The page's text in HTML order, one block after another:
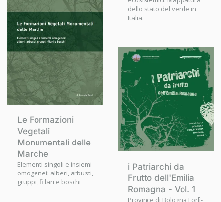
dello stato del verde in
Italia.
Le Formazioni
Vegetali
Monumentali delle
Marche
Elementi singoli e insiemi
omogenei: alberi, arbusti,
gruppi, fi lari e boschi
i Patriarchi da
Frutto dell'Emilia
Romagna - Vol. 1
Province di Bologna Forlì-